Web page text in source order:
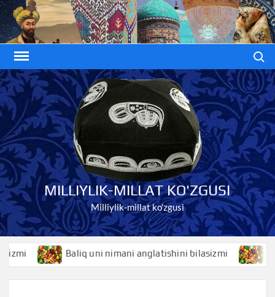
Skip
to
content
MILLIYLIK-MILLAT KO'ZGUSI
Milliylik-millat ko'zgusi
Baliq uni nimani anglatishini bilasizmi